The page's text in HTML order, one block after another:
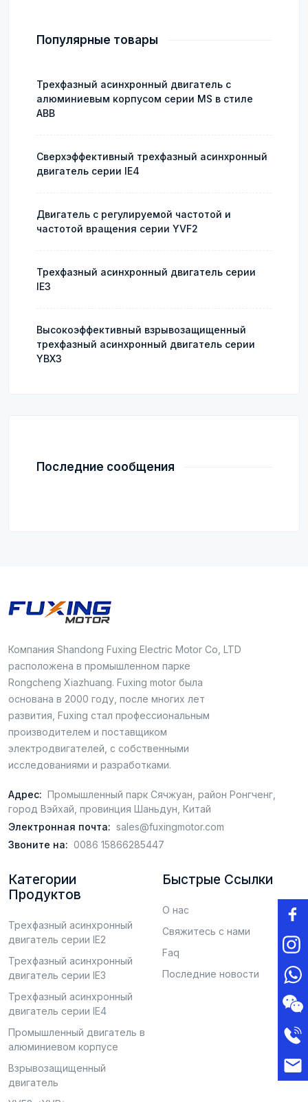
Популярные товары
Трехфазный асинхронный двигатель с
алюминиевым корпусом серии MS в стиле
ABB
Сверхэффективный трехфазный асинхронный
двигатель серии IE4
Двигатель с регулируемой частотой и
частотой вращения серии YVF2
Трехфазный асинхронный двигатель серии
IE3
Высокоэффективный взрывозащищенный
трехфазный асинхронный двигатель серии
YBX3
Последние сообщения
Компания Shandong Fuxing Electric Motor Co, LTD
расположена в промышленном парке
Rongcheng Xiazhuang. Fuxing motor была
основана в 2000 году, после многих лет
развития, Fuxing стал профессиональным
производителем и поставщиком
электродвигателей, с собственными
исследованиями и разработками.
Адрес: Промышленный парк Сячжуан, район Ронгченг,
город Вэйхай, провинция Шаньдун, Китай
Электронная почта: sales@fuxingmotor.com
Звоните на: 0086 15866285447
Категории
Продуктов
Трехфазный асинхронный
двигатель серии IE2
Трехфазный асинхронный
двигатель серии IE3
Трехфазный асинхронный
двигатель серии IE4
Промышленный двигатель в
алюминиевом корпусе
Взрывозащищенный
двигатель
Быстрые Ссылки
О нас
Свяжитесь с нами
Faq
Последние новости